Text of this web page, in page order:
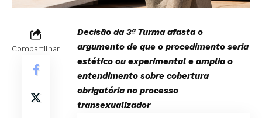
Compartilhar
Decisão da 3ª Turma afasta o
argumento de que o procedimento seria
estético ou experimental e amplia o
entendimento sobre cobertura
obrigatória no processo
transexualizador